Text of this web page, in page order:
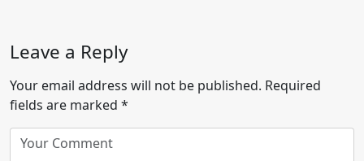
Leave a Reply
Your email address will not be published. Required
fields are marked *